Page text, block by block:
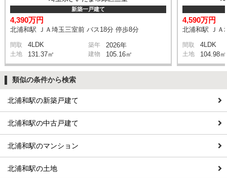
新築一戸建て
4,390万円
北浦和駅 ＪＡ埼玉三室前 バス18分 停歩8分
間取 4LDK 築年 2026年
土地 131.37㎡ 建物 105.16㎡
4,590万円
北浦和駅 ＪＡ
間取 4LDK
土地 104.98㎡
類似の条件から検索
北浦和駅の新築戸建て
北浦和駅の中古戸建て
北浦和駅のマンション
北浦和駅の土地